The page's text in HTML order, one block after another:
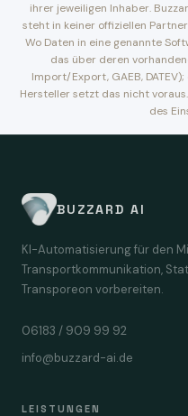
ihrer jeweiligen Inhaber.
steht in keiner offiziellen
Wo Daten in eine genannte
das über deren
Import/Export, GAEB,
Hersteller setzt das nicht
des
BUZZARD AI
KI-Automatisierung für den
Transportkommunikation,
Transporeon vorbereiten.
06183 / 909 99 92
info@buzzard-ai.de
LEISTUNGEN